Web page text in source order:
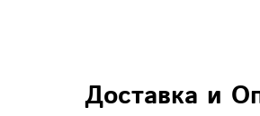
Доставка и